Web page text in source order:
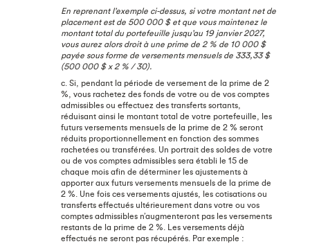
En reprenant l’exemple ci-dessus, si votre montant net de
placement est de 500 000 $ et que vous maintenez le
montant total du portefeuille jusqu’au 19 janvier 2027,
vous aurez alors droit à une prime de 2 % de 10 000 $
payée sous forme de versements mensuels de 333,33 $
(500 000 $ x 2 % / 30).
c. Si, pendant la période de versement de la prime de 2
%, vous rachetez des fonds de votre ou de vos comptes
admissibles ou effectuez des transferts sortants,
réduisant ainsi le montant total de votre portefeuille, les
futurs versements mensuels de la prime de 2 % seront
réduits proportionnellement en fonction des sommes
rachetées ou transférées. Un portrait des soldes de votre
ou de vos comptes admissibles sera établi le 15 de
chaque mois afin de déterminer les ajustements à
apporter aux futurs versements mensuels de la prime de
2 %. Une fois ces versements ajustés, les cotisations ou
transferts effectués ultérieurement dans votre ou vos
comptes admissibles n’augmenteront pas les versements
restants de la prime de 2 %. Les versements déjà
effectués ne seront pas récupérés. Par exemple :